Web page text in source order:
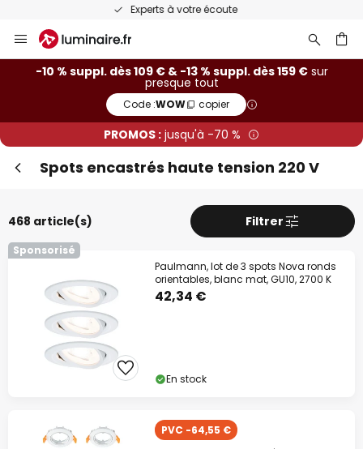
Recommandé sur Trustpilot
Allez
au
contenu
-10 % suppl. dès 109 € & -13 % suppl. dès 159 €sur
presque tout
Code :WOW copier
PROMOS : jusqu'à -70 %
Spots encastrés haute tension 220 V
468 article(s) Filtrer
Sponsorisé
Paulmann, lot de 3 spots Nova ronds
orientables, blanc mat, GU10, 2700 K
42,34 €
En stock
PVC -64,55 €
Remise supplémentaire
-10 % suppl.dès 109 €
-13 % suppl.dès 159 €
sur presque tout*
Code :WOW copier
En profiter